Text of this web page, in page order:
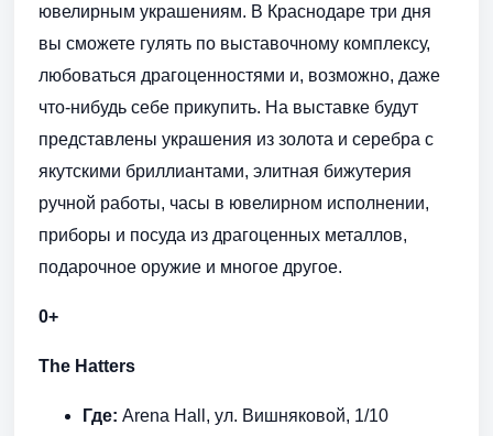
ювелирным украшениям. В Краснодаре три дня
вы сможете гулять по выставочному комплексу,
любоваться драгоценностями и, возможно, даже
что-нибудь себе прикупить. На выставке будут
представлены украшения из золота и серебра с
якутскими бриллиантами, элитная бижутерия
ручной работы, часы в ювелирном исполнении,
приборы и посуда из драгоценных металлов,
подарочное оружие и многое другое.
0+
The Hatters
Где: Arena Hall, ул. Вишняковой, 1/10